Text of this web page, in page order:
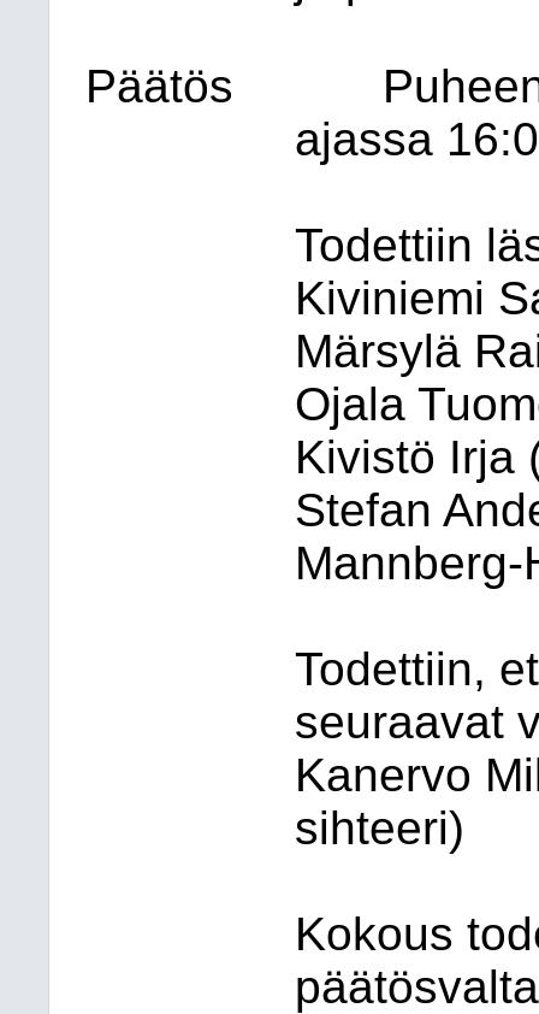
Päätös
ajassa
Todettiin
Kiviniemi
Märsylä
Ojala
Kivistö Irja
Stefan
Todettiin,
seuraavat
Kanervo
sihteeri)
Kokous